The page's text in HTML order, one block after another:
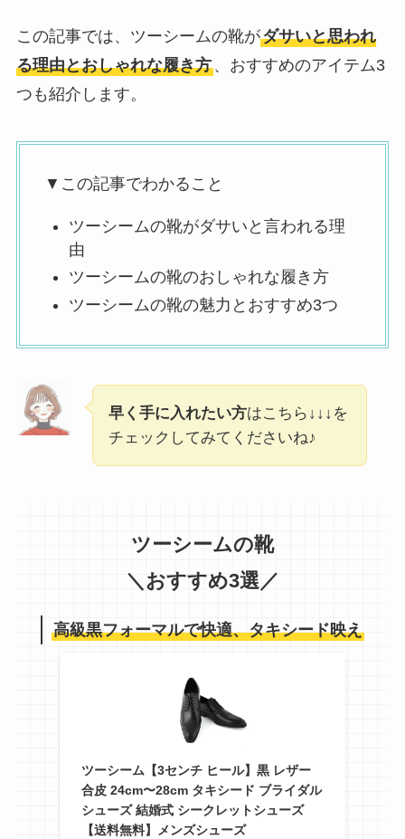
この記事では、ツーシームの靴がダサいと思われ
る理由とおしゃれな履き方、おすすめのアイテム3
つも紹介します。
▼この記事でわかること
ツーシームの靴がダサいと言われる理
由
ツーシームの靴のおしゃれな履き方
ツーシームの靴の魅力とおすすめ3つ
早く手に入れたい方はこちら↓↓↓を
チェックしてみてくださいね♪
ツーシームの靴
＼おすすめ3選／
高級黒フォーマルで快適、タキシード映え
ツーシーム【3センチ ヒール】黒 レザー
合皮 24cm〜28cm タキシード ブライダル
シューズ 結婚式 シークレットシューズ
【送料無料】メンズシューズ